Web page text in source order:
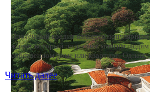
Ипотечный кредит является
жилья, который позволяет многим
собственном доме или квартире.
Читать далее